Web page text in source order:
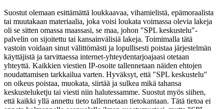
Suostut olemaan esittämättä loukkaavaa, vihamielistä, epämoraalista
tai muutakaan materiaalia, joka voisi loukata voimassa olevia lakeja
oli se sitten omassa maassasi, se maa, johon "SPL keskustelu"-
palvelin on sijoitettu tai kansainvälisiä lakeja. Toimimalla tätä
vastoin voidaan sinut välittömästi ja lopullisesti poistaa järjestelmän
käyttäjistä ja tarvittaessa internet-yhteydentarjoajaasi otetaan
yhteyttä. Kaikkien viestien IP-osoite tallennetaan näiden ehtojen
noudattamisen tarkkailua varten. Hyväksyt, että "SPL keskustelu"
on oikeus poistaa, muokata, siirtää ja sulkea mikä tahansa
keskusteluketju tai viesti niin halutessamme. Suostut myös siihen,
että kaikki yllä annettu tieto tallennetaan tietokantaan. Tätä tietoa ei